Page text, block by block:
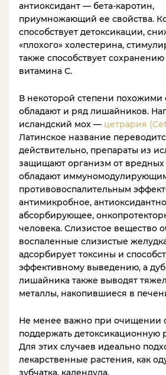
антиоксидант — бета-каротин,
приумножающий ее свойства.
способствует детоксикации,
«плохого» холестерина,
также способствует
витамина С.
В некоторой степени похожими
обладают и ряд лишайников.
исландский мох — цетрария
Латинское название
действительно, препараты из
защищают организм от вредных
обладают
противовоспалительным
антимикробное,
абсорбирующее,
человека. Слизистое вещество
воспаленные слизистые
адсорбирует токсины и
эффективному выведению, а
лишайника также выводят
металлы, накопившиеся в
Не менее важно при очищении
поддержать детоксикационную
Для этих случаев идеально
лекарственные растения, как
зубчатка, календула.